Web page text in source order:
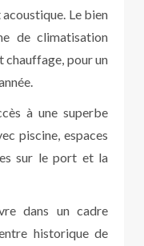
Le bien
de climatisation
chauffage, pour un
à une superbe
piscine, espaces
sur le port et la
dans un cadre
historique de